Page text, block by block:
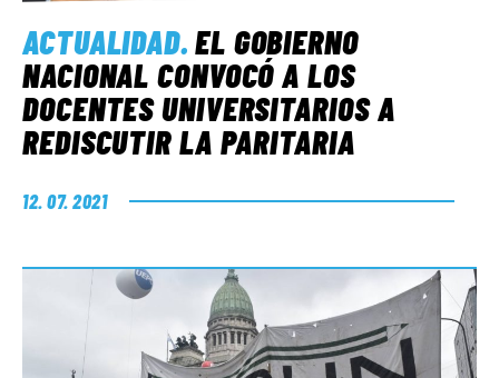
ACTUALIDAD.EL GOBIERNO
NACIONAL CONVOCÓ A LOS
DOCENTES UNIVERSITARIOS A
REDISCUTIR LA PARITARIA
12. 07. 2021